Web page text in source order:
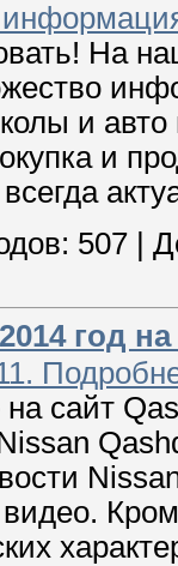
На
и
и
507
год
на сайт